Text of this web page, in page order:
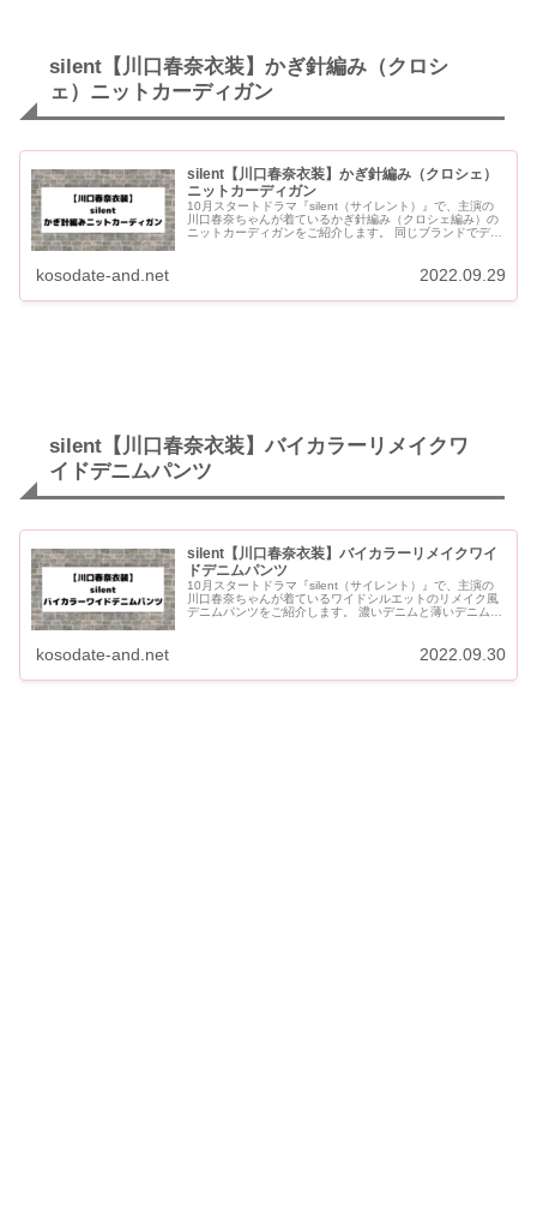
silent【川口春奈衣装】かぎ針編み（クロシ
ェ）ニットカーディガン
silent【川口春奈衣装】かぎ針編み（クロシェ）
ニットカーディガン
10月スタートドラマ『silent（サイレント）』で、主演の
川口春奈ちゃんが着ているかぎ針編み（クロシェ編み）の
ニットカーディガンをご紹介します。 同じブランドでデザ
kosodate-and.net 2022.09.29
silent【川口春奈衣装】バイカラーリメイクワ
イドデニムパンツ
silent【川口春奈衣装】バイカラーリメイクワイ
ドデニムパンツ
10月スタートドラマ『silent（サイレント）』で、主演の
川口春奈ちゃんが着ているワイドシルエットのリメイク風
デニムパンツをご紹介します。 濃いデニムと薄いデニムは
kosodate-and.net 2022.09.30